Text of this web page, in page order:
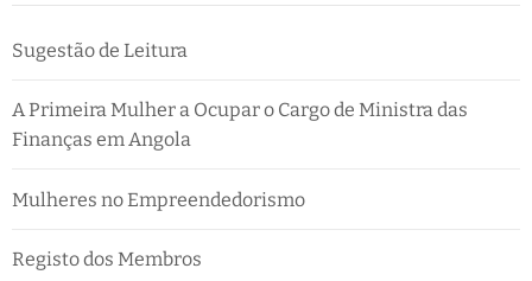
Sugestão de Leitura
A Primeira Mulher a Ocupar o Cargo de Ministra das
Finanças em Angola
Mulheres no Empreendedorismo
Registo dos Membros